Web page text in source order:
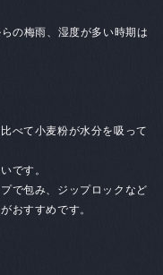
の梅雨、湿度が多い時期は
べて小麦粉が水分を吸って
です。
で包み、ジップロックなど
おすすめです。